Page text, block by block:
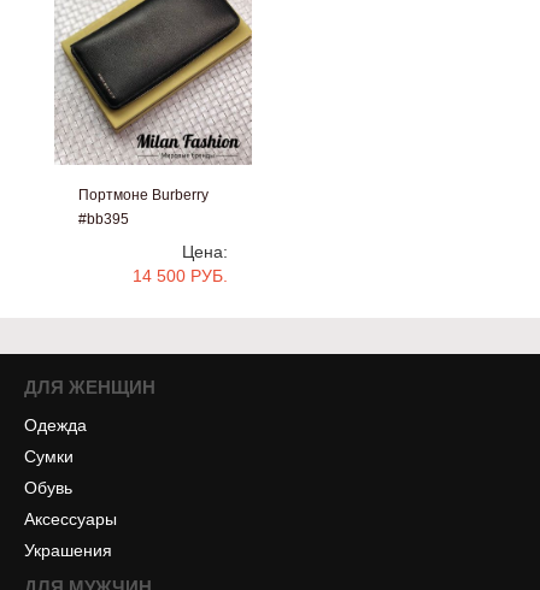
Портмоне Burberry
#bb395
Цена:
14 500 РУБ.
ДЛЯ ЖЕНЩИН
Одежда
Сумки
Обувь
Аксессуары
Украшения